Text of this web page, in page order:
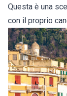
Questa è una
con il proprio